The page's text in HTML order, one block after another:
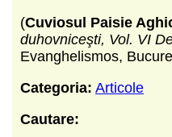
(Cuviosul Paisie
duhovniceşti, Vol. VI
Evanghelismos,
Categoria: Articole
Cautare: